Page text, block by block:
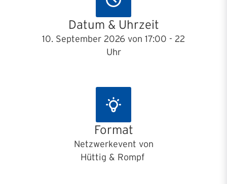
Datum & Uhrzeit
10. September 2026 von 17:00 - 22
Uhr
Format
Netzwerkevent von
Hüttig & Rompf